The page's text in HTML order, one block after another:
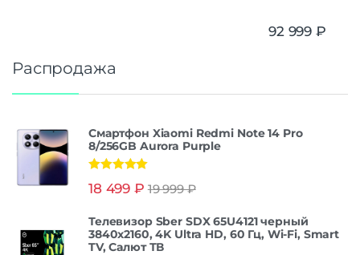
92 999 ₽
Распродажа
Смартфон Xiaomi Redmi Note 14 Pro
8/256GB Aurora Purple
из 5
18 499 ₽ 19 999₽
Телевизор Sber SDX 65U4121 черный
3840x2160, 4K Ultra HD, 60 Гц, Wi-Fi, Smart
TV, Салют ТВ